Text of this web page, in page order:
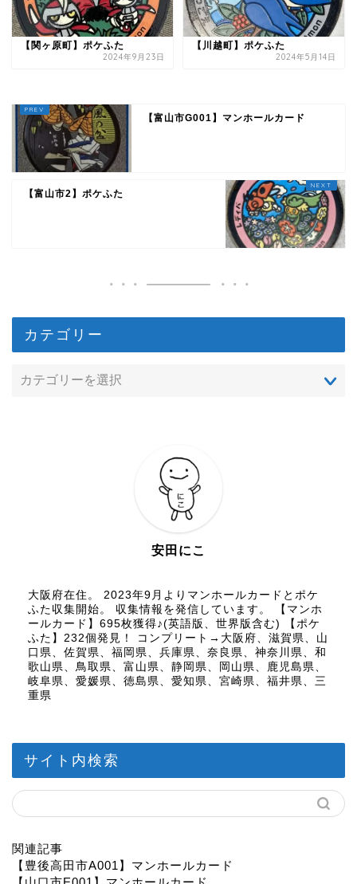
【関ヶ原町】ポケふた
2024年9月23日
【川越町】ポケふた
2024年5月14日
【富山市G001】マンホールカード
【富山市2】ポケふた
カテゴリー
安田にこ
大阪府在住。 2023年9月よりマンホールカードとポケ
ふた収集開始。 収集情報を発信しています。 【マンホ
ールカード】695枚獲得♪(英語版、世界版含む) 【ポケ
ふた】232個発見！ コンプリート→大阪府、滋賀県、山
口県、佐賀県、福岡県、兵庫県、奈良県、神奈川県、和
歌山県、鳥取県、富山県、静岡県、岡山県、鹿児島県、
岐阜県、愛媛県、徳島県、愛知県、宮崎県、福井県、三
重県
サイト内検索
関連記事
【豊後高田市A001】マンホールカード